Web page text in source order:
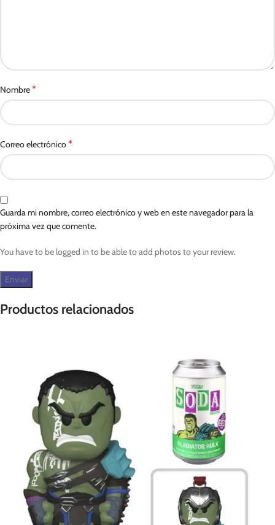
Nombre*
Correo electrónico*
Guarda mi nombre, correo electrónico y web en este navegador para la
próxima vez que comente.
You have to be logged in to be able to add photos to your review.
Productos relacionados